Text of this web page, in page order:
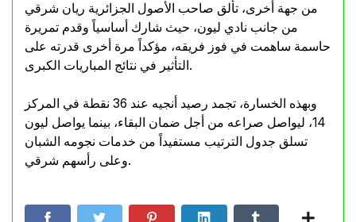
من جهة أخرى، تألق صاحب الأصول الجزائرية ريان شرقي
من جانب نادي ليون، حيث شارك أساسياً وقدم تمريرة
حاسمة ساهمت في فوز فريقه، مؤكداً مرة أخرى قدرته على
التأثير في نتائج المباريات الكبرى.
وبهذه الخسارة، تجمد رصيد أنجيه عند 36 نقطة في المركز
14، ليواصل صراعه من أجل ضمان البقاء، بينما يواصل ليون
تسلق جدول الترتيب مستفيداً من خدمات نجومه الشبان
وعلى رأسهم شرقي.